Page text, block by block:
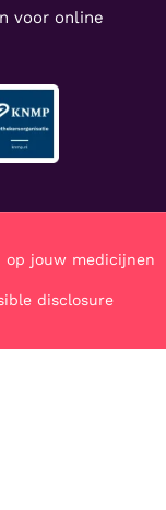
voor online
op jouw medicijnen
disclosure